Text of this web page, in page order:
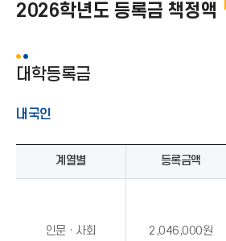
2026학년도 등록금 책정액
대학등록금
내국인
계열별 등록금액
인문ㆍ사회 2,046,000원